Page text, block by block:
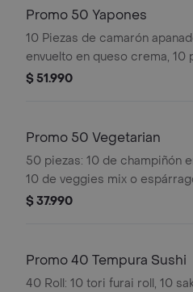
salsa de maracuyá, 2 salsa
teriyaki, 2 palitos, 1 wasabi/
Promo 50 Yapones
10 Piezas de camarón
envuelto en queso crema, 10
de kanikama apanada, queso
ciboulette. 10 piezas de pollo,
envuelto en sésamo, 10 piezas
pollo, queso crema, cebollín,
en panko. acompañado de
acevichada.incluye 3 palitos, 3
$ 51.990
Promo 50 Vegetarian
50 piezas: 10 de champiñón
10 de veggies mix o
plátano, 10 de champiñón en
$ 37.990
Promo 40 Tempura Sushi
40 Roll: 10 tori furai roll, 10 sake furai